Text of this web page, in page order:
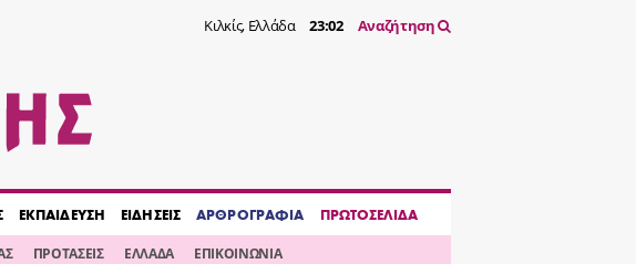
Κιλκίς, Ελλάδα 23:02 Αναζήτηση
ΕΚΠΑΙΔΕΥΣΗ ΕΙΔΗΣΕΙΣ ΑΡΘΡΟΓΡΑΦΙΑ ΠΡΩΤΟΣΕΛΙΔΑ
ΠΡΟΤΑΣΕΙΣ ΕΛΛΑΔΑ ΕΠΙΚΟΙΝΩΝΙΑ